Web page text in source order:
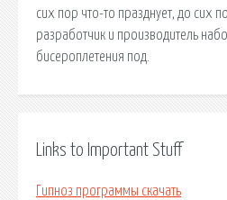
сих пор что-то празднует, до сих
разработчик и производитель
бисероплетения под.
Links to Important Stuff
Гипноз программы скачать